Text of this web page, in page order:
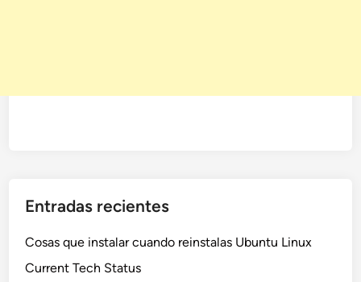
Entradas recientes
Cosas que instalar cuando reinstalas Ubuntu Linux
Current Tech Status